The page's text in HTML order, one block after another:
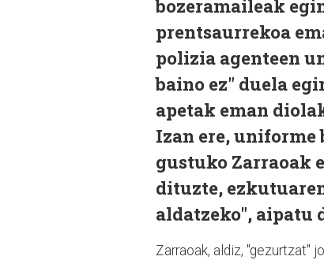
bozeramaileak
prentsaurrekoa
polizia agenteen
baino ez" duela
apetak eman
Izan ere, uniforme
gustuko Zarraoak
dituzte,
aldatzeko", aipatu
Zarraoak, aldiz, "gezurtzat"